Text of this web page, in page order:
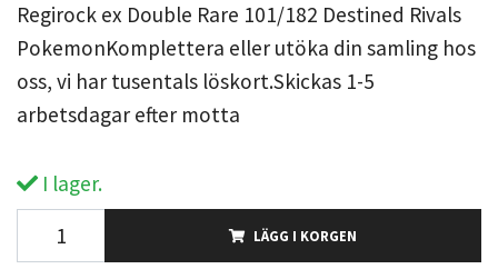
Regirock ex Double Rare 101/182 Destined Rivals
PokemonKomplettera eller utöka din samling hos
oss, vi har tusentals löskort.Skickas 1-5
arbetsdagar efter motta
I lager.
LÄGG I KORGEN